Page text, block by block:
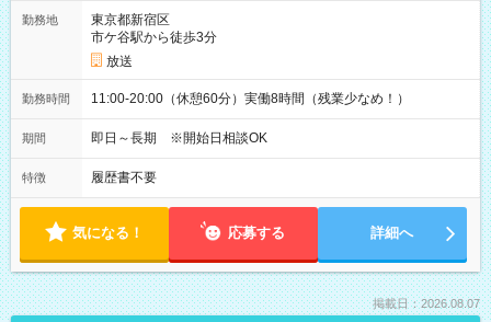
勤務地
東京都新宿区
市ケ谷駅から徒歩3分
放送
勤務時間 11:00-20:00（休憩60分）実働8時間（残業少なめ！）
期間 即日～長期 ※開始日相談OK
特徴 履歴書不要
気になる！ 応募する 詳細へ
掲載日：2026.08.07